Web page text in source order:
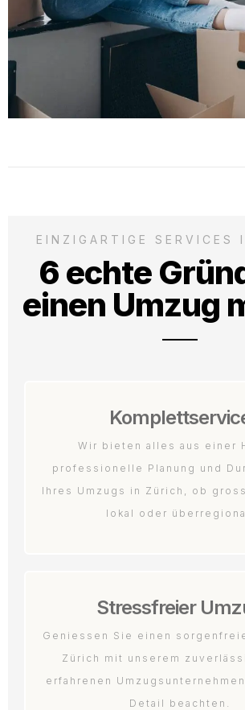
EINZIGARTIGE SERVICES
6 echte
einen Umzug
Wir bieten alles aus einer
professionelle Planung und
Ihres Umzugs in Zürich, ob
lokal oder
Stressfreier
Geniessen Sie einen
Zürich mit unserem
erfahrenen
Detail beachten.